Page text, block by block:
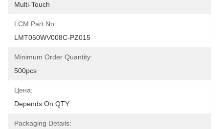
Multi-Touch
LCM Part No:
LMT050WV008C-PZ015
Minimum Order Quantity:
500pcs
Цена:
Depends On QTY
Packaging Details: